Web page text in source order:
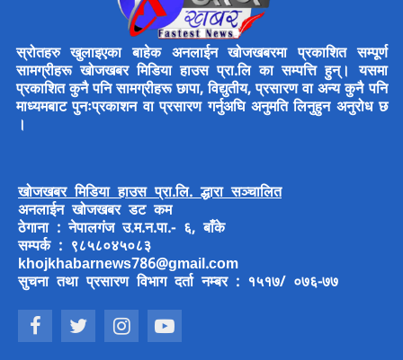
स्रोतहरु खुलाइएका बाहेक अनलाईन खोजखबरमा प्रकाशित सम्पूर्ण
सामग्रीहरू खोजखबर मिडिया हाउस प्रा.लि का सम्पत्ति हुन्। यसमा
प्रकाशित कुनै पनि सामग्रीहरू छापा, विद्युतीय, प्रसारण वा अन्य कुनै पनि
माध्यमबाट पुनःप्रकाशन वा प्रसारण गर्नुअघि अनुमति लिनुहुन अनुरोध छ
।
खोजखबर मिडिया हाउस प्रा.लि. द्धारा सञ्चालित
अनलाईन खोजखबर डट कम
ठेगाना : नेपालगंज उ.म.न.पा.- ६, बाँके
सम्पर्क : ९८५८०४५०८३
khojkhabarnews786@gmail.com
सुचना तथा प्रसारण विभाग दर्ता नम्बर : १५१७/ ०७६-७७